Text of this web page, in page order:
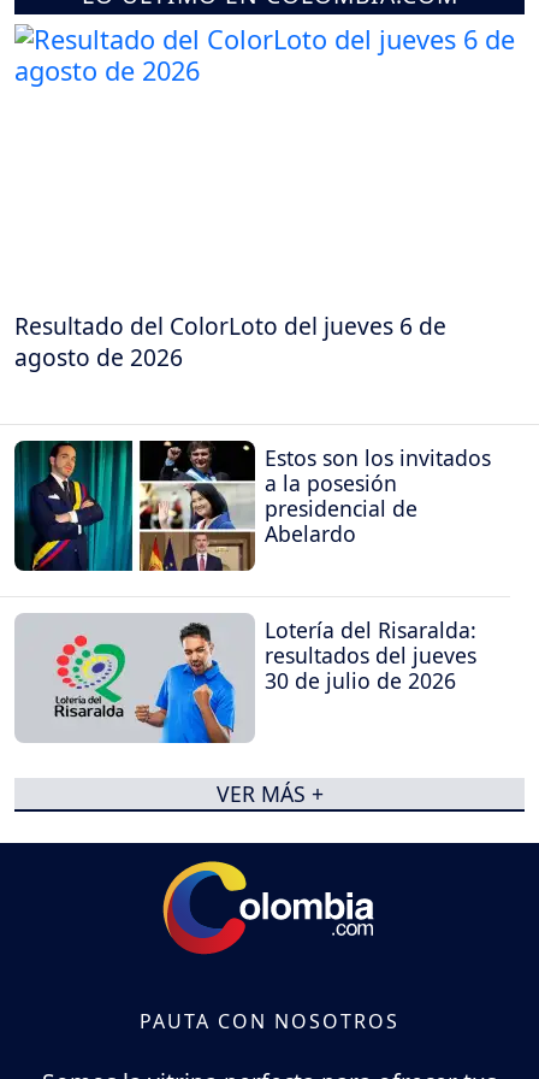
Resultado del ColorLoto del jueves 6 de
agosto de 2026
Estos son los invitados
a la posesión
presidencial de
Abelardo
Lotería del Risaralda:
resultados del jueves
30 de julio de 2026
VER MÁS +
PAUTA CON NOSOTROS